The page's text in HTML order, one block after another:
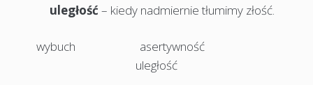
uległość – kiedy nadmiernie tłumimy złość.
wybuch asertywność
uległość